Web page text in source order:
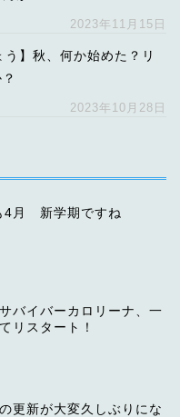
2023年11月15日
う】秋、何か始めた？リ
2023年10月28日
4月 新学期ですね
バイバーカロリーナ、一
リスタート！
更新が大変久しぶりにな